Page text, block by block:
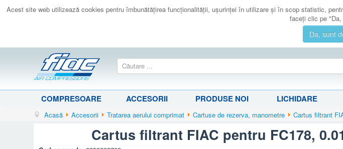
Acest site web utilizează cookies pentru îmbunătăţirea funcţionalităţii, uşurinţei în utilizare şi în scop statistic,
faceţi clic pe
Da, sunt
COMPRESOARE ACCESORII PRODUSE NOI LICHIDARE
Acasă Accesorii Tratarea aerului comprimat Cartuse de rezerva, manometre Cartus filtrant
Cartus filtrant FIAC pentru FC178,